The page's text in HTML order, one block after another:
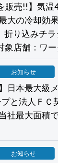
販売!!】気
大の冷却効
り込みチラ
店舗：ワ
お知らせ
日本最大級
と法人ＦＣ
社最大面積
お知らせ